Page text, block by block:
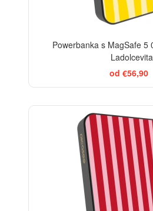
Powerbanka s MagSafe 5
Ladolcevita
od €56,90